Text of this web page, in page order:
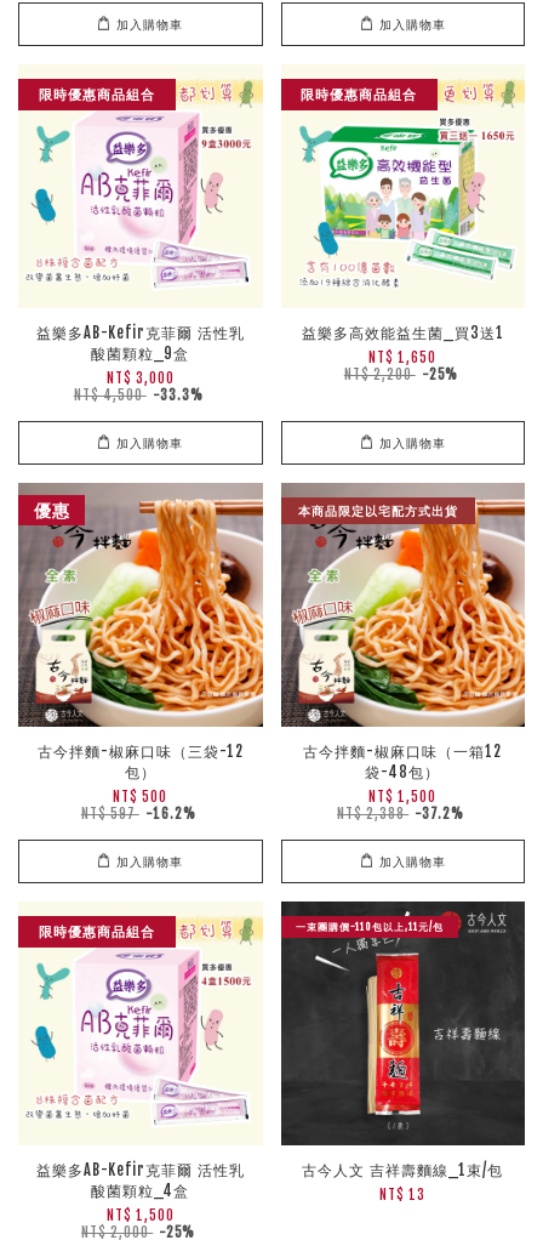
加入購物車 加入購物車
限時優惠商品組合
益樂多AB-Kefir克菲爾 活性乳
酸菌顆粒_9盒
NT$ 3,000
NT$ 4,500 -33.3%
加入購物車
限時優惠商品組合
益樂多高效能益生菌_買3送1
NT$ 1,650
NT$ 2,200 -25%
加入購物車
優惠
古今拌麵-椒麻口味（三袋-12
包）
NT$ 500
NT$ 597 -16.2%
加入購物車
本商品限定以宅配方式出貨
古今拌麵-椒麻口味（一箱12
袋-48包）
NT$ 1,500
NT$ 2,388 -37.2%
加入購物車
限時優惠商品組合
益樂多AB-Kefir克菲爾 活性乳
酸菌顆粒_4盒
NT$ 1,500
NT$ 2,000 -25%
一束團購價-110包以上,11元/包
古今人文 吉祥壽麵線_1束/包
NT$ 13